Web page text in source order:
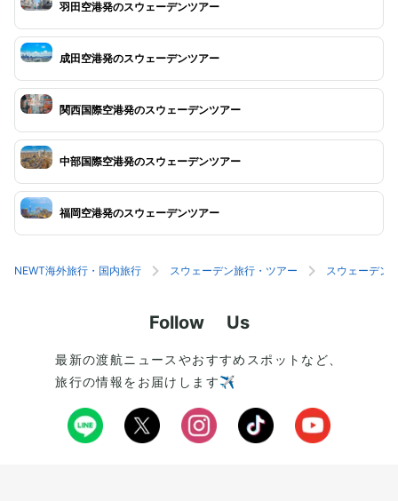
羽田空港発のスウェーデンツアー
成田空港発のスウェーデンツアー
関西国際空港発のスウェーデンツアー
中部国際空港発のスウェーデンツアー
福岡空港発のスウェーデンツアー
NEWT海外旅行・国内旅行 スウェーデン旅行・ツアー スウェーデン
Follow Us
最新の渡航ニュースやおすすめスポットなど、
旅行の情報をお届けします✈️